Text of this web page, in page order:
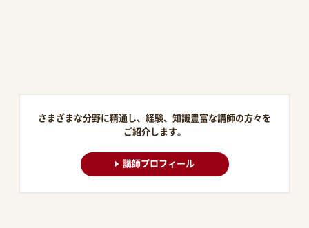
さまざまな分野に精通し、経験、知識豊富な講師の方々を
ご紹介します。
講師プロフィール